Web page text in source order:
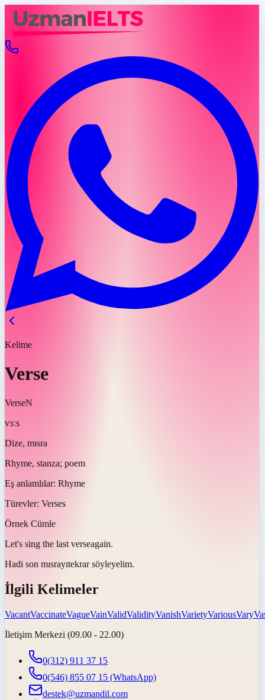
Kelime
Verse
VerseN
vɜːs
Dize, mısra
Rhyme, stanza; poem
Eş anlamlılar: Rhyme
Türevler: Verses
Örnek Cümle
Let's sing the last verseagain.
Hadi son mısrayıtekrar söyleyelim.
İlgili Kelimeler
VacantVaccinateVagueVainValidValidityVanishVarietyVariousVary
İletişim Merkezi (09.00 - 22.00)
0(312) 911 37 15
0(546) 855 07 15 (WhatsApp)
destek@uzmandil.com